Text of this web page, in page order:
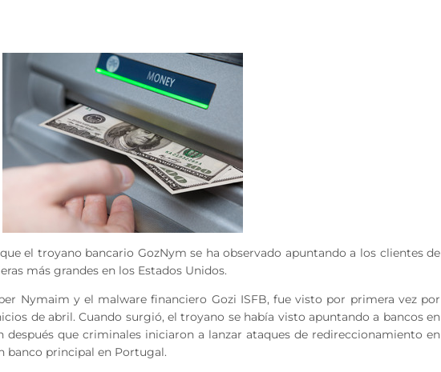
el troyano bancario GozNym se ha observado apuntando a los clientes de
más grandes en los Estados Unidos.
Nymaim y el malware financiero Gozi ISFB, fue visto por primera vez por
de abril. Cuando surgió, el troyano se había visto apuntando a bancos en
después que criminales iniciaron a lanzar ataques de redireccionamiento en
banco principal en Portugal.